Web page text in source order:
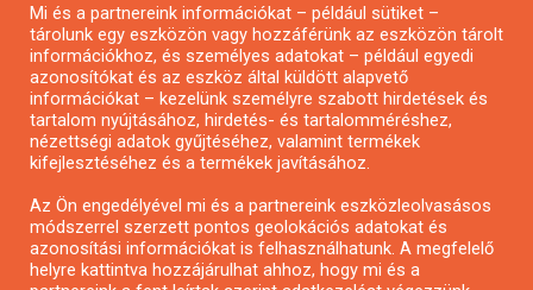
Pályázatírás civil szervezeteknek
Pályázatírás önkormányzatoknak
Pályázatfigyelés
Specifikus pályázatfigyelés vagy hírlevél
Pályázatok magánszemélyeknek
Mi és a partnereink információkat – például sütiket –
tárolunk egy eszközön vagy hozzáférünk az eszközön tárolt
információkhoz, és személyes adatokat – például egyedi
azonosítókat és az eszköz által küldött alapvető
információkat – kezelünk személyre szabott hirdetések és
tartalom nyújtásához, hirdetés- és tartalomméréshez,
nézettségi adatok gyűjtéséhez, valamint termékek
kifejlesztéséhez és a termékek javításához.
Az Ön engedélyével mi és a partnereink eszközleolvasásos
módszerrel szerzett pontos geolokációs adatokat és
azonosítási információkat is felhasználhatunk. A megfelelő
helyre kattintva hozzájárulhat ahhoz, hogy mi és a